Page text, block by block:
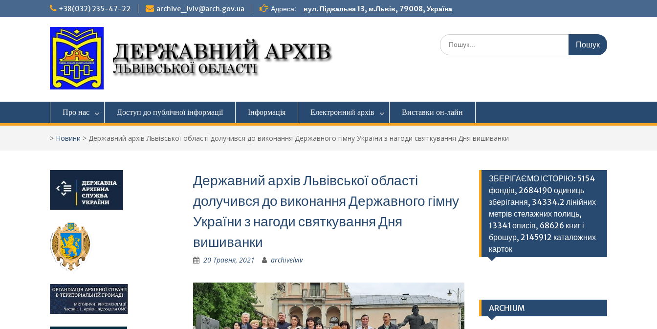
до
+38(032) 235-47-22 archive_lviv@arch.gov.ua Адреса: вул. Підвальна 13, м.Львів, 79008, Україна
Шукати:
Про нас Доступ до публічної інформації Інформація Електронний архів Виставки он-лайн
> Новини > Державний архів Львівської області долучився до виконання Державного гімну України з нагоди святкування Дня вишиванки
Державний архів Львівської області
долучився до виконання Державного гімну
України з нагоди святкування Дня
вишиванки
20 Травня, 2021 archivelviv
ЗБЕРІГАЄМО ІСТОРІЮ: 5154
фондів, 2684190 одиниць
зберігання, 34334.2 лінійних
метрів стелажних полиць,
13341 описів, 68626 книг і
брошур, 2145912 каталожних
карток
ARCHIUM